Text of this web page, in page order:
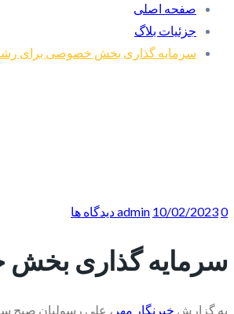
صفحه اصلی
جزئیات بلاگ
سرمایه گذاری بخش خصوصی برای
admin 10/02/20230 دیدگاه ها
سرمایه گذاری
به گزارش خبرنگار مهر ، علی رسولیان صبح